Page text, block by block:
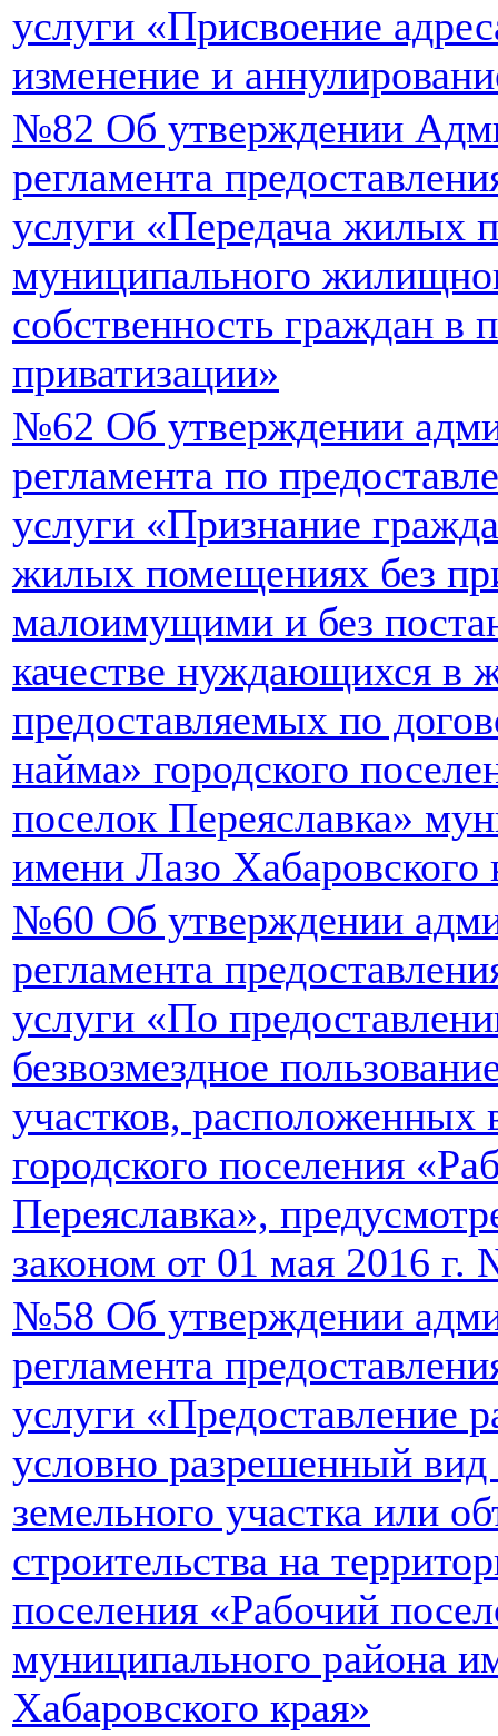
услуги «Присвоение
изменение и
№82 Об утверждении
регламента
услуги «Передача жилых
муниципального
собственность граждан в
приватизации»
№62 Об утверждении
регламента по
услуги «Признание
жилых помещениях без
малоимущими и без
качестве нуждающихся в
предоставляемых по
найма» городского
поселок Переяславка»
имени Лазо Хабаровского
№60 Об утверждении
регламента
услуги «По
безвозмездное
участков, расположенных
городского поселения
Переяславка»,
законом от 01 мая 2016
№58 Об утверждении
регламента
услуги «Предоставление
условно разрешенный вид
земельного участка или
строительства на
поселения «Рабочий
муниципального района
Хабаровского края»